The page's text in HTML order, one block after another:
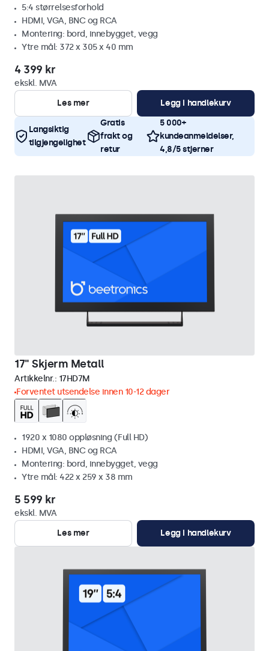
5:4 størrelsesforhold
HDMI, VGA, BNC og RCA
Montering: bord, innebygget, vegg
Ytre mål: 372 x 305 x 40 mm
4 399 kr
ekskl. MVA
Les mer
Legg i handlekurv
Langsiktig
tilgjengelighet
Gratis
frakt og
retur
5 000+
kundeanmeldelser,
4,8/5 stjerner
17" Skjerm Metall
Artikkelnr.: 17HD7M
Forventet utsendelse innen 10-12 dager
1920 x 1080 oppløsning (Full HD)
HDMI, VGA, BNC og RCA
Montering: bord, innebygget, vegg
Ytre mål: 422 x 259 x 38 mm
5 599 kr
ekskl. MVA
Les mer
Legg i handlekurv